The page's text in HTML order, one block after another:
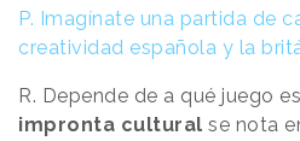
P. Imagínate una partida de
creatividad española y la
R. Depende de a qué juego
impronta cultural se nota